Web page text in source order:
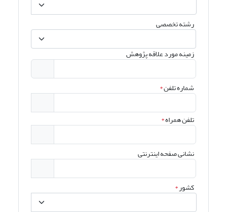
رشته تخصصی
زمینه مورد علاقه پژوهش
شماره تلفن*
تلفن همراه*
نشانی صفحه اینترنتی
کشور*